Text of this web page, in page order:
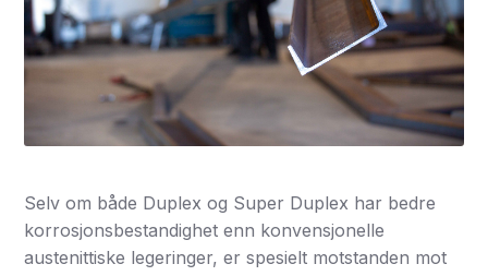
Selv om både Duplex og Super Duplex har bedre
korrosjonsbestandighet enn konvensjonelle
austenittiske legeringer, er spesielt motstanden mot